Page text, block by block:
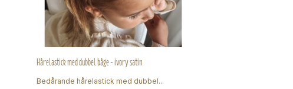
Hårelastick med dubbel båge - ivory satin
Bedårande hårelastick med dubbel...